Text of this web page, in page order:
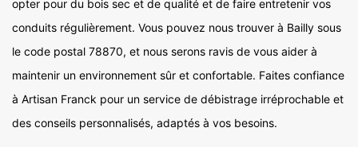
opter pour du bois sec et de qualité et de faire entretenir vos
conduits régulièrement. Vous pouvez nous trouver à Bailly sous
le code postal 78870, et nous serons ravis de vous aider à
maintenir un environnement sûr et confortable. Faites confiance
à Artisan Franck pour un service de débistrage irréprochable et
des conseils personnalisés, adaptés à vos besoins.